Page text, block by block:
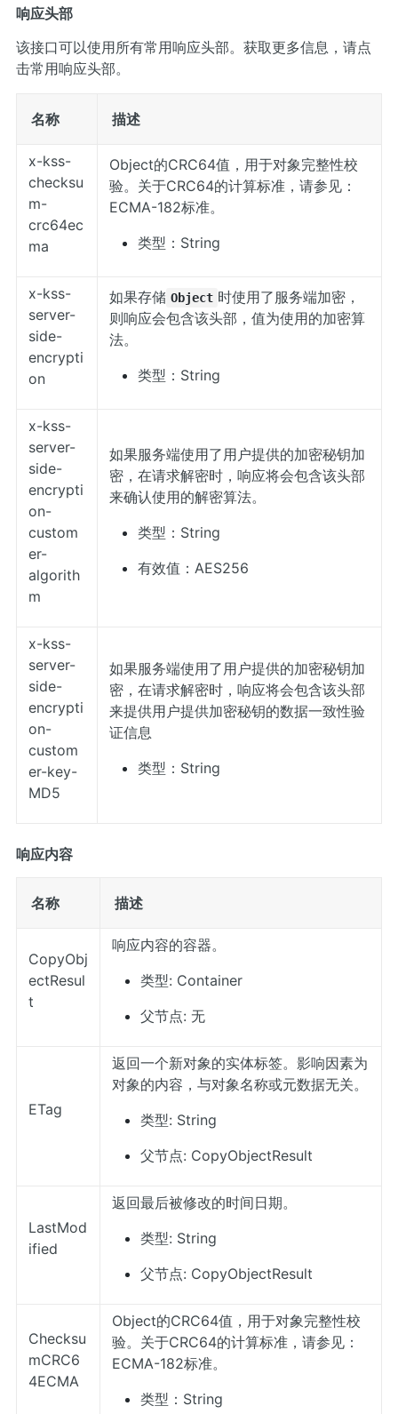
响应头部
该接口可以使用所有常用响应头部。获取更多信息，请点
击常用响应头部。
名称 描述
x-kss-
checksu
m-
crc64ec
ma
Object的CRC64值，用于对象完整性校
验。关于CRC64的计算标准，请参见：
ECMA-182标准。
类型：String
x-kss-
server-
side-
encrypti
on
如果存储 Object 时使用了服务端加密，
则响应会包含该头部，值为使用的加密算
法。
类型：String
x-kss-
server-
side-
encrypti
on-
custom
er-
algorith
m
如果服务端使用了用户提供的加密秘钥加
密，在请求解密时，响应将会包含该头部
来确认使用的解密算法。
类型：String
有效值：AES256
x-kss-
server-
side-
encrypti
on-
custom
er-key-
MD5
如果服务端使用了用户提供的加密秘钥加
密，在请求解密时，响应将会包含该头部
来提供用户提供加密秘钥的数据一致性验
证信息
类型：String
响应内容
名称 描述
CopyObj
ectResul
t
响应内容的容器。
类型: Container
父节点: 无
ETag
返回一个新对象的实体标签。影响因素为
对象的内容，与对象名称或元数据无关。
类型: String
父节点: CopyObjectResult
LastMod
ified
返回最后被修改的时间日期。
类型: String
父节点: CopyObjectResult
Checksu
mCRC6
4ECMA
Object的CRC64值，用于对象完整性校
验。关于CRC64的计算标准，请参见：
ECMA-182标准。
类型：String